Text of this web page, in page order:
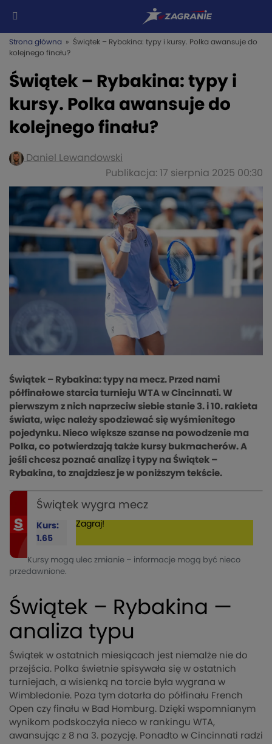
Strona główna » Świątek – Rybakina: typy i kursy. Polka awansuje do
kolejnego finału?
Świątek – Rybakina: typy i
kursy. Polka awansuje do
kolejnego finału?
Daniel Lewandowski
Publikacja: 17 sierpnia 2025 00:30
Świątek – Rybakina: typy na mecz. Przed nami
półfinałowe starcia turnieju WTA w Cincinnati. W
pierwszym z nich naprzeciw siebie stanie 3. i 10. rakieta
świata, więc należy spodziewać się wyśmienitego
pojedynku. Nieco większe szanse na powodzenie ma
Polka, co potwierdzają także kursy bukmacherów. A
jeśli chcesz poznać analizę i typy na Świątek –
Rybakina, to znajdziesz je w poniższym tekście.
Świątek wygra mecz
Kurs:
1.65
Zagraj!
Kursy mogą ulec zmianie – informacje mogą być nieco
przedawnione.
Świątek – Rybakina —
analiza typu
Świątek w ostatnich miesiącach jest niemalże nie do
przejścia. Polka świetnie spisywała się w ostatnich
turniejach, a wisienką na torcie była wygrana w
Wimbledonie. Poza tym dotarła do półfinału French
Open czy finału w Bad Homburg. Dzięki wspomnianym
wynikom podskoczyła nieco w rankingu WTA,
awansując z 8 na 3. pozycję. Ponadto w Cincinnati radzi